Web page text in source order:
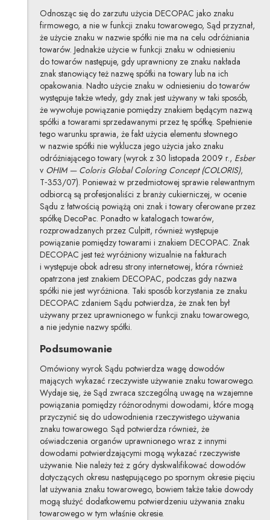
Odnosząc się do zarzutu użycia DECOPAC jako znaku
firmowego, a nie w funkcji znaku towarowego, Sąd przyznał,
że użycie znaku w nazwie spółki nie ma na celu odróżniania
towarów. Jednakże użycie w funkcji znaku w odniesieniu
do towarów następuje, gdy uprawniony ze znaku nakłada
znak stanowiący też nazwę spółki na towary lub na ich
opakowania. Nadto użycie znaku w odniesieniu do towarów
występuje także wtedy, gdy znak jest używany w taki sposób,
że wywołuje powiązanie pomiędzy znakiem będącym nazwą
spółki a towarami sprzedawanymi przez tę spółkę. Spełnienie
tego warunku sprawia, że fakt użycia elementu słownego
w nazwie spółki nie wyklucza jego użycia jako znaku
odróżniającego towary (wyrok z 30 listopada 2009 r., Esber
v OHIM — Coloris Global Coloring Concept (COLORIS),
T‑353/07). Ponieważ w przedmiotowej sprawie relewantnym
odbiorcą są profesjonaliści z branży cukierniczej, w ocenie
Sądu z łatwością powiążą oni znak i towary oferowane przez
spółkę DecoPac. Ponadto w katalogach towarów,
rozprowadzanych przez Culpitt, również występuje
powiązanie pomiędzy towarami i znakiem DECOPAC. Znak
DECOPAC jest też wyróżniony wizualnie na fakturach
i występuje obok adresu strony internetowej, która również
opatrzona jest znakiem DECOPAC, podczas gdy nazwa
spółki nie jest wyróżniona. Taki sposób korzystania ze znaku
DECOPAC zdaniem Sądu potwierdza, że znak ten był
używany przez uprawnionego w funkcji znaku towarowego,
a nie jedynie nazwy spółki.
Podsumowanie
Omówiony wyrok Sądu potwierdza wagę dowodów
mających wykazać rzeczywiste używanie znaku towarowego.
Wydaje się, że Sąd zwraca szczególną uwagę na wzajemne
powiązania pomiędzy różnorodnymi dowodami, które mogą
przyczynić się do udowodnienia rzeczywistego używania
znaku towarowego. Sąd potwierdza również, że
oświadczenia organów uprawnionego wraz z innymi
dowodami potwierdzającymi mogą wykazać rzeczywiste
używanie. Nie należy też z góry dyskwalifikować dowodów
dotyczących okresu następującego po spornym okresie pięciu
lat używania znaku towarowego, bowiem także takie dowody
mogą służyć dodatkowemu potwierdzeniu używania znaku
towarowego w tym właśnie okresie.